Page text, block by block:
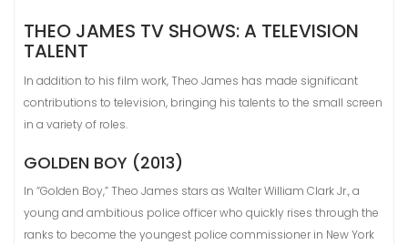
THEO JAMES TV SHOWS: A TELEVISION
TALENT
In addition to his film work, Theo James has made significant
contributions to television, bringing his talents to the small screen
in a variety of roles.
GOLDEN BOY (2013)
In “Golden Boy,” Theo James stars as Walter William Clark Jr., a
young and ambitious police officer who quickly rises through the
ranks to become the youngest police commissioner in New York